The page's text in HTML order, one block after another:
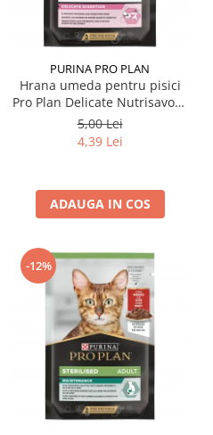
PURINA PRO PLAN
Hrana umeda pentru pisici
Pro Plan Delicate Nutrisavour
cu curcan in sos 85 gr
5,00 Lei
4,39 Lei
ADAUGA IN COS
-12%